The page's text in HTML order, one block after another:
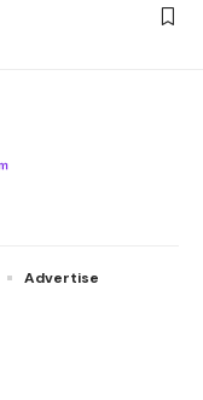
Advertise